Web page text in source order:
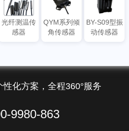
光纤测温传
感器
QYM系列倾
角传感器
BY-S09型振
动传感器
化方案，全程360°服务
9980-863